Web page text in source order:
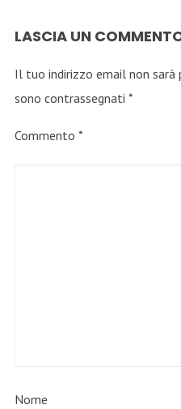
LASCIA UN
Il tuo indirizzo email non sarà
sono contrassegnati *
Commento *
Nome